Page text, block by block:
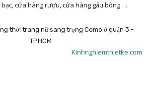
cửa hàng rượu, cửa hàng gấu bông….
Kinhnghiemthietke.com